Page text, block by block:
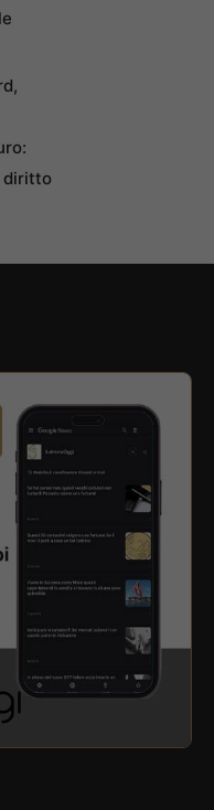
diritto